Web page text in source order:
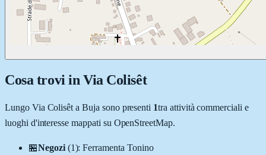
Cosa trovi in Via Colisêt
Lungo Via Colisêt aBuja sono presenti 1tra attività commerciali e
luoghi d'interesse mappati su OpenStreetMap.
🏪Negozi (1):Ferramenta Tonino